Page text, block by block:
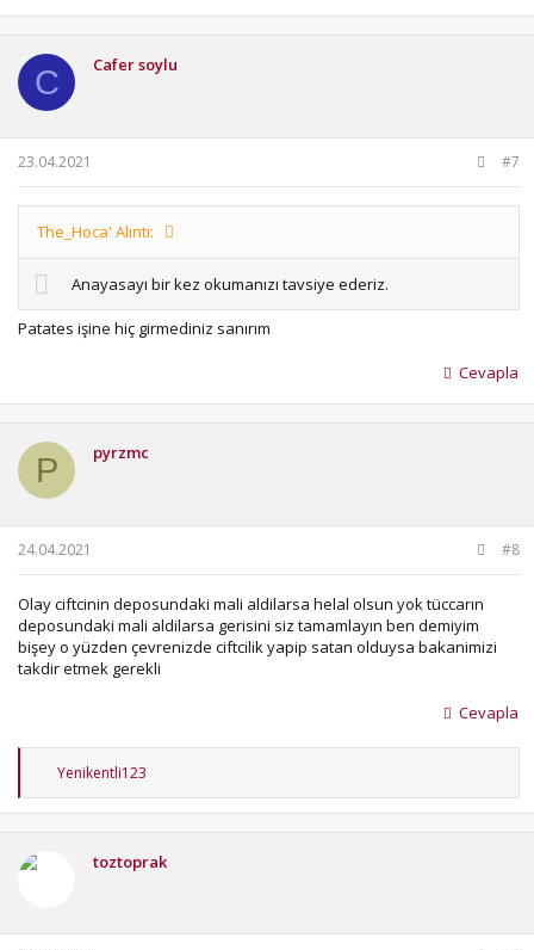
C Cafer soylu
23.04.2021 #7
The_Hoca' Alıntı:
Anayasayı bir kez okumanızı tavsiye ederiz.
Patates işine hiç girmediniz sanırım
Cevapla
P pyrzmc
24.04.2021 #8
Olay ciftcinin deposundaki mali aldilarsa helal olsun yok tüccarın
deposundaki mali aldilarsa gerisini siz tamamlayın ben demiyim
bişey o yüzden çevrenizde ciftcilik yapip satan olduysa bakanimizi
takdir etmek gerekli
Cevapla
T
p
Yenikentli123
toztoprak